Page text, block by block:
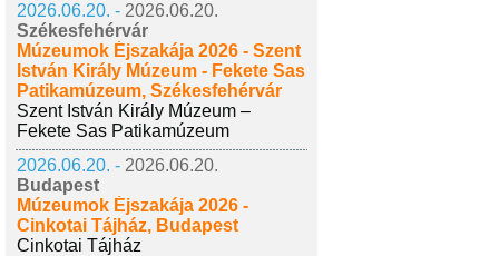
2026.06.20. - 2026.06.20.
Székesfehérvár
Múzeumok Éjszakája 2026 - Szent
István Király Múzeum - Fekete Sas
Patikamúzeum, Székesfehérvár
Szent István Király Múzeum –
Fekete Sas Patikamúzeum
2026.06.20. - 2026.06.20.
Budapest
Múzeumok Éjszakája 2026 -
Cinkotai Tájház, Budapest
Cinkotai Tájház